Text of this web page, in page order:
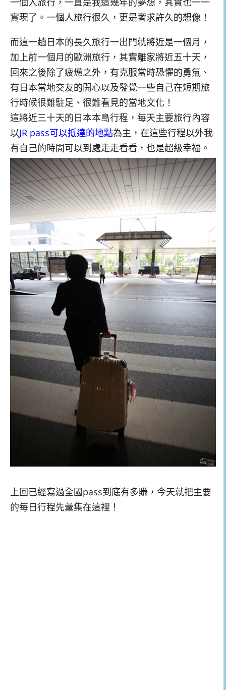
實現了。一個人旅行很久，更是奢求許久的想像！
而這一趟日本的長久旅行一出門就將近是一個月，
加上前一個月的歐洲旅行，其實離家將近五十天，
回來之後除了疲憊之外，有克服當時恐懼的勇氣、
有日本當地交友的開心以及發覺一些自己在短期旅
行時候很難駐足、很難看見的當地文化！
這將近三十天的日本本島行程，每天主要旅行內容
以JR pass可以抵達的地點為主，在這些行程以外我
有自己的時間可以到處走走看看，也是超級幸福。
上回已經寫過全國pass到底有多賺，今天就把主要
的每日行程先彙集在這裡！